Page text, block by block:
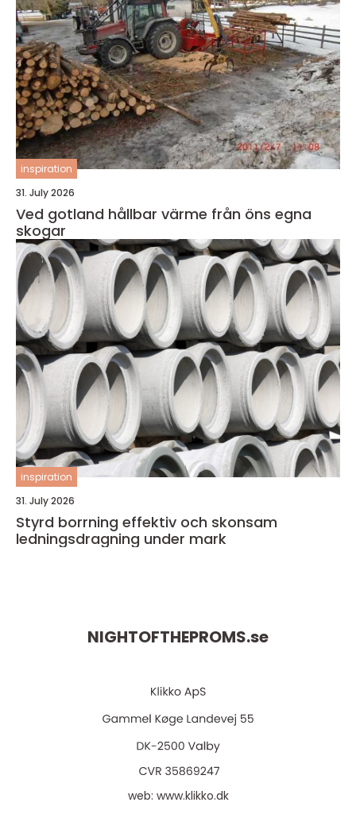
inspiration
31. July 2026
Ved gotland hållbar värme från öns egna
skogar
inspiration
31. July 2026
Styrd borrning effektiv och skonsam
ledningsdragning under mark
NIGHTOFTHEPROMS.se
web: www.klikko.dk